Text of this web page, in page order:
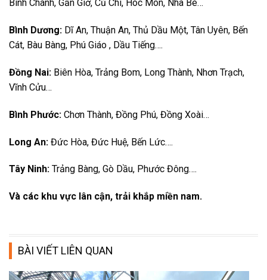
Bình Chánh, Gần Giờ, Củ Chi, Hóc Môn, Nhà Bè…
Bình Dương: Dĩ An, Thuận An, Thủ Dầu Một, Tân Uyên, Bến
Cát, Bàu Bàng, Phú Giáo , Dầu Tiếng….
Đồng Nai: Biên Hòa, Trảng Bom, Long Thành, Nhơn Trạch,
Vĩnh Cửu…
Bình Phước: Chơn Thành, Đồng Phú, Đồng Xoài…
Long An: Đức Hòa, Đức Huệ, Bến Lức….
Tây Ninh: Trảng Bàng, Gò Dầu, Phước Đông….
Và các khu vực lân cận, trải khắp miền nam.
BÀI VIẾT LIÊN QUAN